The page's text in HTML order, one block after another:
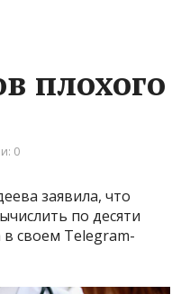
плохого
0
заявила, что
по десяти
своем Telegram-